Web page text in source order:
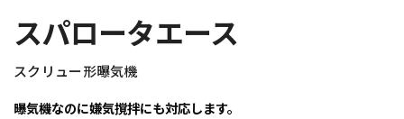
スパロータエース
スクリュー形曝気機
曝気機なのに嫌気撹拌にも対応します。